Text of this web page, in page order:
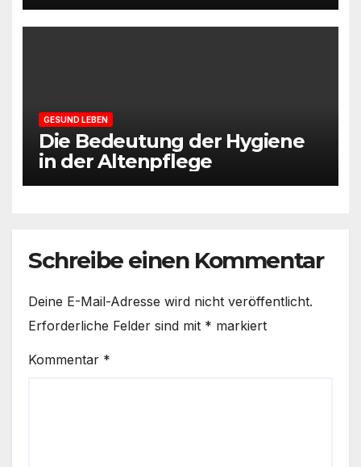
schlechtem Schlaf!
GESUND LEBEN
Die Bedeutung der Hygiene
in der Altenpflege
Schreibe einen Kommentar
Deine E-Mail-Adresse wird nicht veröffentlicht.
Erforderliche Felder sind mit * markiert
Kommentar *